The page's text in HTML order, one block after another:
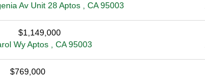
Av Unit 28 Aptos , CA 95003
$1,149,000
Wy Aptos , CA 95003
$769,000